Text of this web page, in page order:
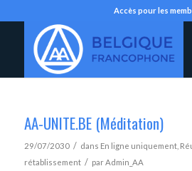
Accès pour les
AA-UNITE.BE (Méditation)
29/07/2030 / dans En ligne uniquement,
rétablissement / parAdmin_AA